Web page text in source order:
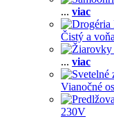
... viac
Čistý a
... viac
Vianočné
230V